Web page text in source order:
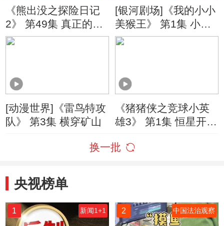
《熊出没之探险日记
2》 第49集 真正的目
的
[银河剧场]《我的小小
美猴王》 第1集 小小
美猴王来了
[动漫世界]《雷鸟特攻
队》 第3集 横穿矿山
《猪猪侠之竞球小英
雄3》 第1集 恒星开幕
换一批
央视榜单
1 新闻1+1 2 中国法治观察